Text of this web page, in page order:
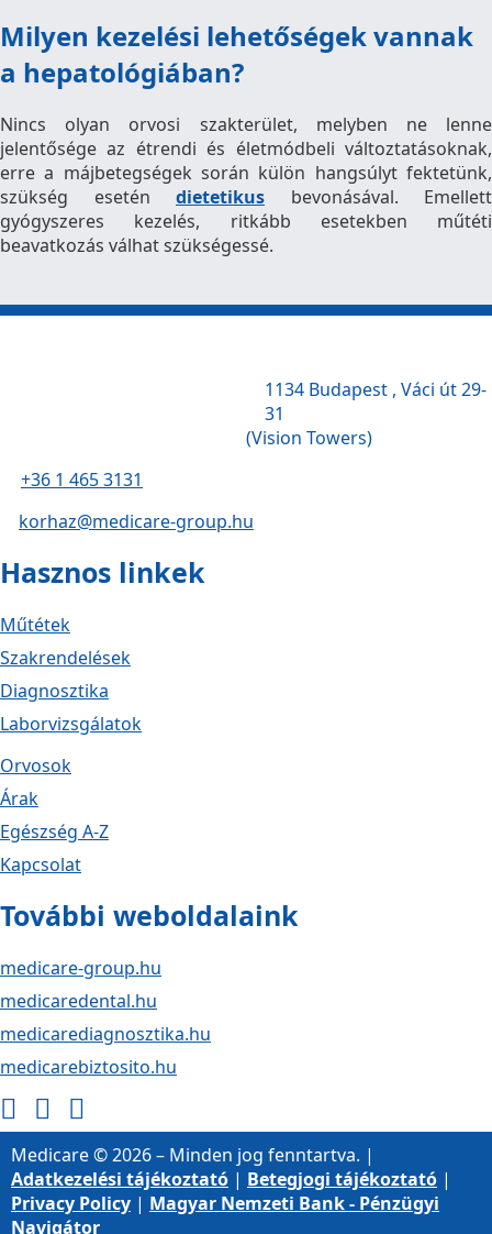
Milyen kezelési lehetőségek vannak
a hepatológiában?
Nincs olyan orvosi szakterület, melyben ne lenne
jelentősége az étrendi és életmódbeli változtatásoknak,
erre a májbetegségek során külön hangsúlyt fektetünk,
szükség esetén dietetikus bevonásával. Emellett
gyógyszeres kezelés, ritkább esetekben műtéti
beavatkozás válhat szükségessé.
1134 Budapest , Váci út 29-
31
(Vision Towers)
+36 1 465 3131
korhaz@medicare-group.hu
Hasznos linkek
Műtétek
Szakrendelések
Diagnosztika
Laborvizsgálatok
Orvosok
Árak
Egészség A-Z
Kapcsolat
További weboldalaink
medicare-group.hu
medicaredental.hu
medicarediagnosztika.hu
medicarebiztosito.hu
Medicare © 2026 – Minden jog fenntartva. |
Adatkezelési tájékoztató | Betegjogi tájékoztató |
Privacy Policy | Magyar Nemzeti Bank - Pénzügyi
Navigátor